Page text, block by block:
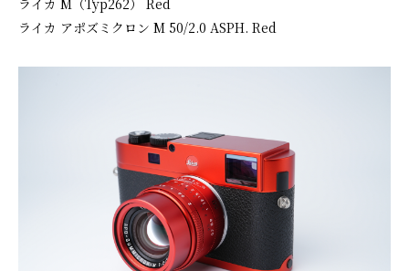
ライカ M（Typ262） Red
ライカ アポズミクロン M 50/2.0 ASPH. Red